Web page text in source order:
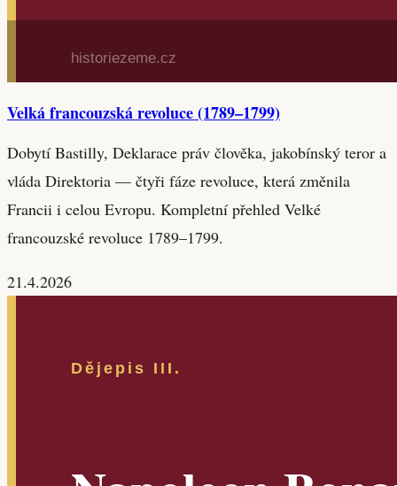
Velká francouzská revoluce (1789–1799)
Dobytí Bastilly, Deklarace práv člověka, jakobínský teror a
vláda Direktoria — čtyři fáze revoluce, která změnila
Francii i celou Evropu. Kompletní přehled Velké
francouzské revoluce 1789–1799.
21.4.2026